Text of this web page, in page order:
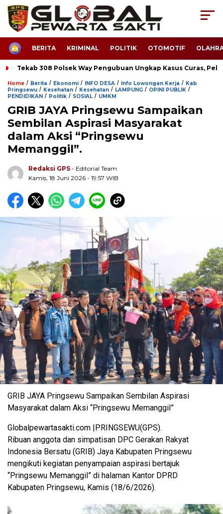
HOMEBERITA KRIMINAL POLITIK OTOMOTIF
Tekab 308 Polsek Way Pengubuan Ungkap Kasus Curas,
Home / Berita / Ekonomi / INFO DESA / Info Lowongan Kerja / Kab
Pringsewu / Kesehatan / Kesehatan / LAMPUNG / OPINI PUBLIK /
PENDIDIKAN / Politik / SOSIAL / UMKM
GRIB JAYA Pringsewu Sampaikan
Sembilan Aspirasi Masyarakat
dalam Aksi “Pringsewu
Memanggil”.
Redaksi GPS - Editorial Team
Kamis, 18 Juni 2026 - 19:57 WIB
GRIB JAYA Pringsewu Sampaikan Sembilan Aspirasi
Masyarakat dalam Aksi “Pringsewu Memanggil”
Globalpewartasakti.com |PRINGSEWU(GPS).
Ribuan anggota dan simpatisan DPC Gerakan Rakyat
Indonesia Bersatu (GRIB) Jaya Kabupaten Pringsewu
mengikuti kegiatan penyampaian aspirasi bertajuk
“Pringsewu Memanggil” di halaman Kantor DPRD
Kabupaten Pringsewu, Kamis (18/6/2026).